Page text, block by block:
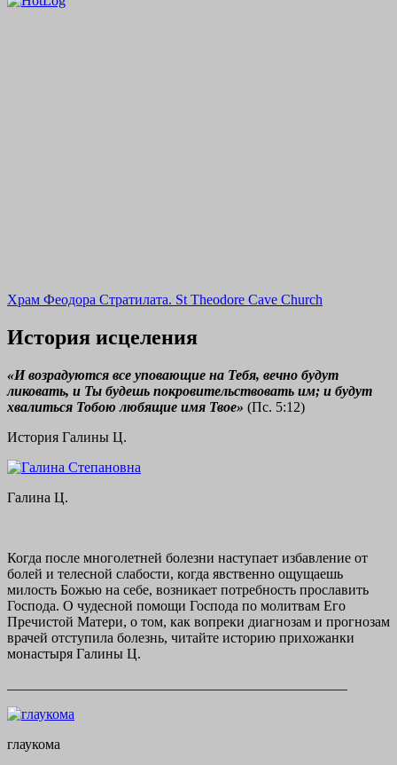
Храм Феодора Стратилата. St Theodore Cave Church
История исцеления
«И возрадуются все уповающие на Тебя, вечно будут
ликовать, и Ты будешь покровительствовать им; и будут
хвалиться Тобою любящие имя Твое» (Пс. 5:12)
История Галины Ц.
Галина Ц.
Когда после многолетней болезни наступает избавление от
болей и телесной слабости, когда явственно ощущаешь
милость Божью на себе, возникает потребность прославить
Господа. О чудесной помощи Господа по молитвам Его
Пречистой Матери, о том, как вопреки диагнозам и прогнозам
врачей отступила болезнь, читайте историю прихожанки
монастыря Галины Ц.
глаукома